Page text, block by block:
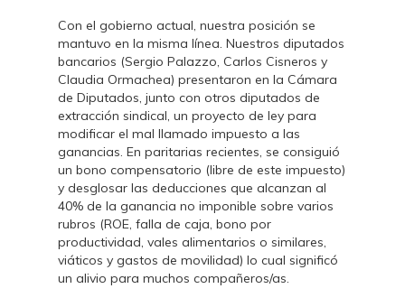
Con el gobierno actual, nuestra posición se
mantuvo en la misma línea. Nuestros diputados
bancarios (Sergio Palazzo, Carlos Cisneros y
Claudia Ormachea) presentaron en la Cámara
de Diputados, junto con otros diputados de
extracción sindical, un proyecto de ley para
modificar el mal llamado impuesto a las
ganancias. En paritarias recientes, se consiguió
un bono compensatorio (libre de este impuesto)
y desglosar las deducciones que alcanzan al
40% de la ganancia no imponible sobre varios
rubros (ROE, falla de caja, bono por
productividad, vales alimentarios o similares,
viáticos y gastos de movilidad) lo cual significó
un alivio para muchos compañeros/as.